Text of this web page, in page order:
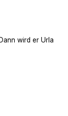
wird er